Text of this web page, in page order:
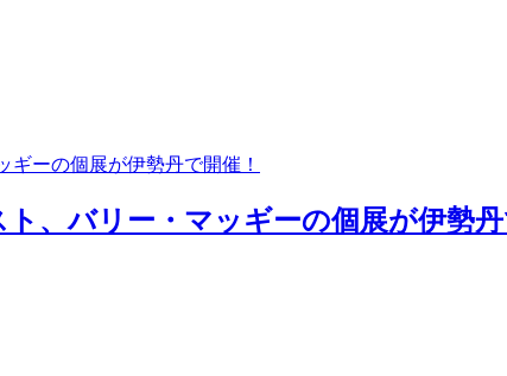
ーの個展が伊勢丹で開催！
、バリー・マッギーの個展が伊勢